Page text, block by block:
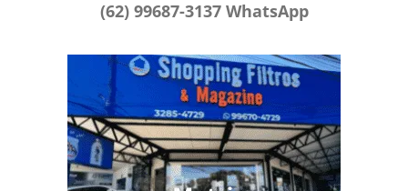
(62) 99687-3137 WhatsApp